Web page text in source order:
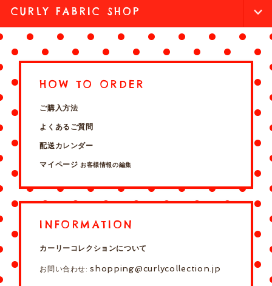
CURLY FABRIC SHOP
HOW TO ORDER
ご購入方法
よくあるご質問
配送カレンダー
マイページ お客様情報の編集
INFORMATION
カーリーコレクションについて
お問い合わせ:shopping@curlycollection.jp